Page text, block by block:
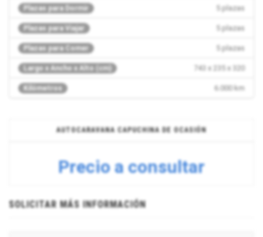
Plazas para Dormir 5 plazas
Plazas para Viajar 5 plazas
Plazas para Comer 5 plazas
Largo x Ancho x Alto (cm) 743 x 235 x 320
Kilómetros 6.000 km
AUTOCARAVANA CAPUCHINA DE OCASIÓN
Precio a consultar
SOLICITAR MÁS INFORMACIÓN